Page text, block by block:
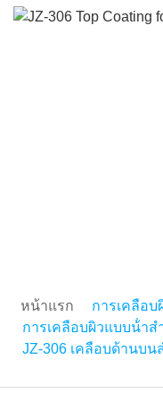
หน้าแรก
การเคลือบ
การเคลือบผิวแบบน้ําสํ
JZ-306 เคลือบด้านบ